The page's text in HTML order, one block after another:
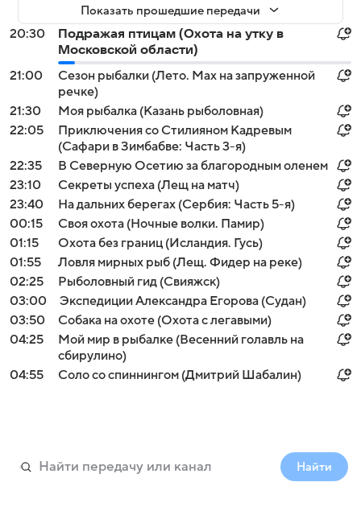
Показать прошедшие передачи
20:30
Подражая птицам (Охота на утку в
Московской области)
21:00
Сезон рыбалки (Лето. Мах на запруженной
речке)
21:30
Моя рыбалка (Казань рыболовная)
22:05
Приключения со Стилияном Кадревым
(Сафари в Зимбабве: Часть 3-я)
22:35
В Северную Осетию за благородным оленем
23:10
Секреты успеха (Лещ на матч)
23:40
На дальних берегах (Сербия: Часть 5-я)
00:15
Своя охота (Ночные волки. Памир)
01:15
Охота без границ (Исландия. Гусь)
01:55
Ловля мирных рыб (Лещ. Фидер на реке)
02:25
Рыболовный гид (Свияжск)
03:00
Экспедиции Александра Егорова (Судан)
03:50
Собака на охоте (Охота с легавыми)
04:25
Мой мир в рыбалке (Весенний голавль на
сбирулино)
04:55
Соло со спиннингом (Дмитрий Шабалин)
Найти